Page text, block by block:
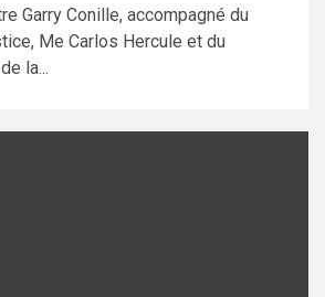
Garry Conille, accompagné du
Me Carlos Hercule et du
la...